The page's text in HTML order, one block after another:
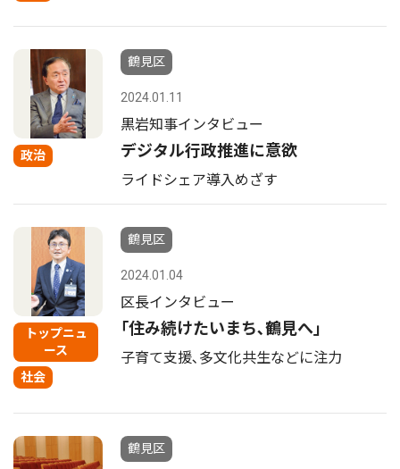
政治
鶴見区
2024.01.11
黒岩知事インタビュー
デジタル行政推進に意欲
ライドシェア導入めざす
トップニュ
ース
社会
鶴見区
2024.01.04
区長インタビュー
｢住み続けたいまち､鶴見へ｣
子育て支援､多文化共生などに注力
鶴見区